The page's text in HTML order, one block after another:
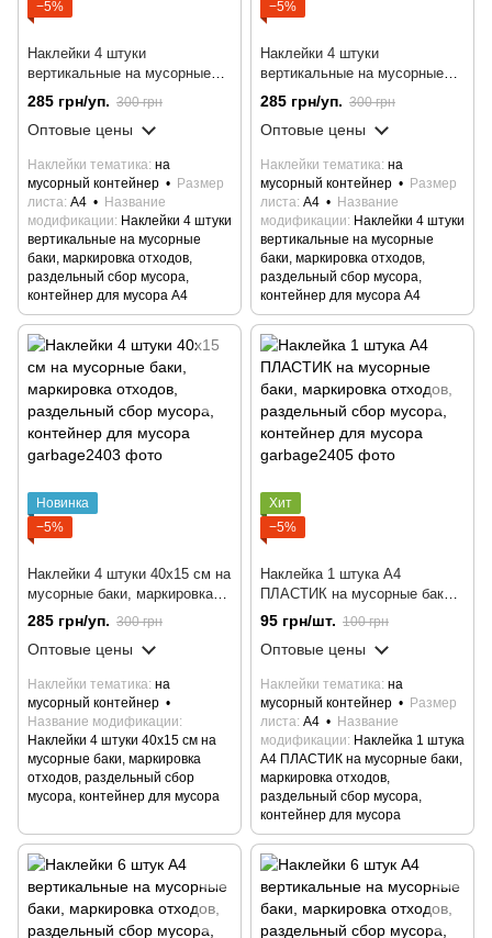
−5%
Наклейки 4 штуки
вертикальные на мусорные
баки, маркировка отходов,
раздельный сбор мусора,
контейнер для мусора А4
285 грн/уп. 300 грн
Оптовые цены
Наклейки тематика на
мусорный контейнер
Размер
листа А4
Название
модификации Наклейки 4 штуки
вертикальные на мусорные
баки, маркировка отходов,
раздельный сбор мусора,
контейнер для мусора А4
−5%
Наклейки 4 штуки
вертикальные на мусорные
баки, маркировка отходов,
раздельный сбор мусора,
контейнер для мусора А4
285 грн/уп. 300 грн
Оптовые цены
Наклейки тематика на
мусорный контейнер
Размер
листа А4
Название
модификации Наклейки 4 штуки
вертикальные на мусорные
баки, маркировка отходов,
раздельный сбор мусора,
контейнер для мусора А4
Новинка
−5%
Наклейки 4 штуки 40х15 см на
мусорные баки, маркировка
отходов, раздельный сбор
мусора, контейнер для
мусора
285 грн/уп. 300 грн
Оптовые цены
Наклейки тематика на
мусорный контейнер
Название модификации
Наклейки 4 штуки 40х15 см на
мусорные баки, маркировка
отходов, раздельный сбор
мусора, контейнер для мусора
Хит
−5%
Наклейка 1 штука А4
ПЛАСТИК на мусорные баки,
маркировка отходов,
раздельный сбор мусора,
контейнер для мусора
95 грн/шт. 100 грн
Оптовые цены
Наклейки тематика на
мусорный контейнер
Размер
листа А4
Название
модификации Наклейка 1 штука
А4 ПЛАСТИК на мусорные баки,
маркировка отходов,
раздельный сбор мусора,
контейнер для мусора